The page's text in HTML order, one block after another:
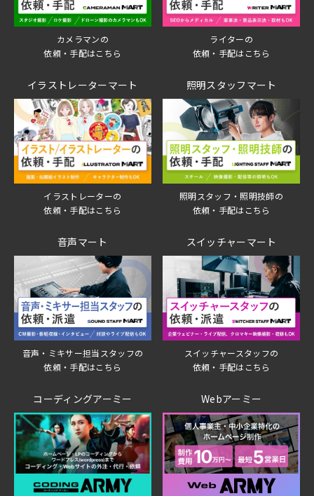
カメラマンの
依頼・手配はこちら
ライターの
依頼・手配はこちら
イラストレーターマート
イラストレーターの
依頼・手配はこちら
照明スタッフマート
照明スタッフ・照明技師の
依頼・手配はこちら
音声マート
音声・ミキサー担当スタッフの
依頼・手配はこちら
スイッチャーマート
スイッチャースタッフの
依頼・手配はこちら
コーディングアーミー Webアーミー